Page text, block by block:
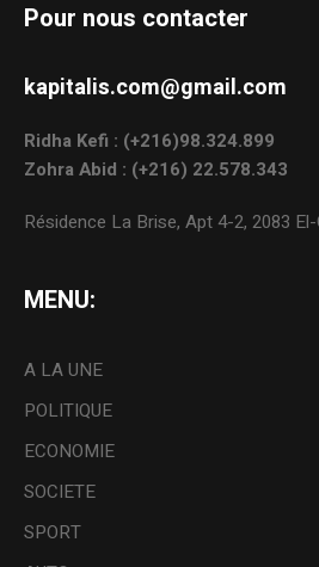
Pour nous contacter
kapitalis.com@gmail.com
Ridha Kefi : (+216)98.324.899
Zohra Abid : (+216) 22.578.343
Résidence La Brise, Apt 4-2, 2083
MENU:
A LA UNE
POLITIQUE
ECONOMIE
SOCIETE
SPORT